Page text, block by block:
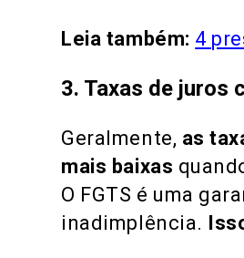
Leia também: 4
3. Taxas de juros
Geralmente, as
mais baixas
O FGTS é uma
inadimplência.